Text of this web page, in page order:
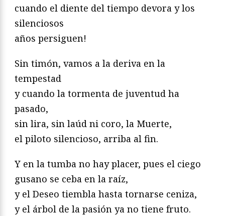
cuando el diente del tiempo devora y los
silenciosos
años persiguen!
Sin timón, vamos a la deriva en la
tempestad
y cuando la tormenta de juventud ha
pasado,
sin lira, sin laúd ni coro, la Muerte,
el piloto silencioso, arriba al fin.
Y en la tumba no hay placer, pues el ciego
gusano se ceba en la raíz,
y el Deseo tiembla hasta tornarse ceniza,
y el árbol de la pasión ya no tiene fruto.